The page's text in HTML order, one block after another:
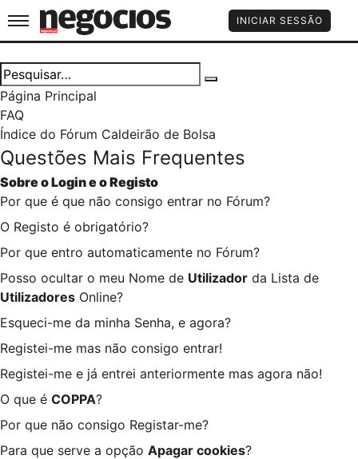
Jornal de Negócios INICIAR SESSÃO
Página Principal
FAQ
Índice do Fórum Caldeirão de Bolsa
Questões Mais Frequentes
Sobre oLogine oRegisto
Por que é que não consigo entrar no Fórum?
O Registo é obrigatório?
Por que entro automaticamente no Fórum?
Posso ocultar o meu Nome de Utilizador da Lista de
Utilizadores Online?
Esqueci-me da minha Senha, e agora?
Registei-me mas não consigo entrar!
Registei-me e já entrei anteriormente mas agora não!
O que é COPPA?
Por que não consigo Registar-me?
Para que serve a opção Apagar cookies?